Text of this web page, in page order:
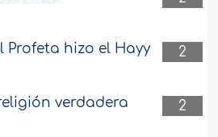
2
Profeta hizo el Hayy
2
verdadera